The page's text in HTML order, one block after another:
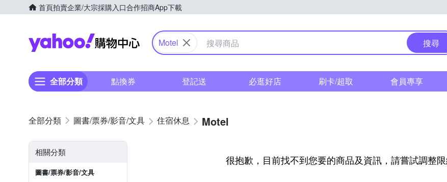
首頁拍賣企業/大宗採購入口合作招商App下載
Yahoo購物中心
Motel 搜尋
全部分類 點換券 登記送 必逛好店 刷卡/超取 會員專享
圖書/票券/影音/文具 住宿休息 Motel
相關分類
圖書/票券/影音/文具
很抱歉，目前找不到您要的商品及資訊，請嘗試調整